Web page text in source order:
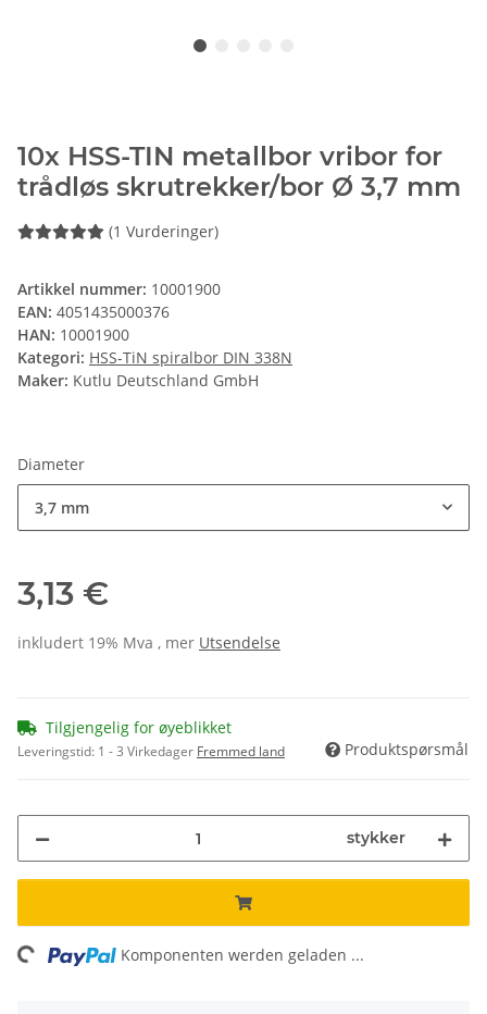
10x HSS-TIN metallbor vribor for
trådløs skrutrekker/bor Ø 3,7 mm
(1 Vurderinger)
Artikkel nummer: 10001900
EAN: 4051435000376
HAN: 10001900
Kategori: HSS-TiN spiralbor DIN 338N
Maker: Kutlu Deutschland GmbH
Diameter
3,7 mm
3,13 €
inkludert 19% Mva , mer Utsendelse
Tilgjengelig for øyeblikket
Leveringstid: 1 - 3 Virkedager Fremmed land Produktspørsmål
stykker
Komponenten werden geladen ...